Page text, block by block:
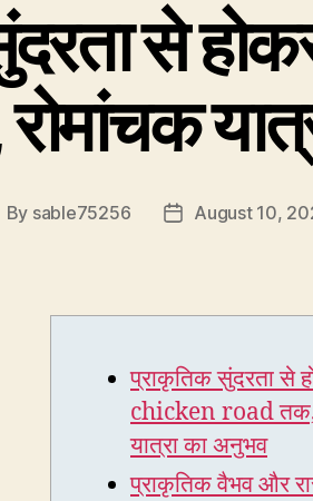
से
By sable75256
PostAugust 10,
प्राकृतिक सुंदरता से
chicken road तक,
यात्रा का अनुभव
प्राकृतिक वैभव और